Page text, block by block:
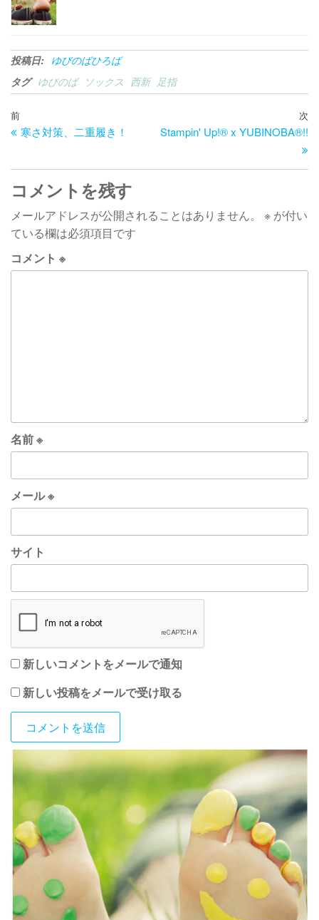
投稿日: ゆびのばひろば
タグ ゆびのば ソックス 西新 足指
投
稿
ナ
ビ
ゲ
ー
シ
過
去
投
稿
前
寒さ対策、二重履き！
稿
次
Stampin' Up!® x YUBINOBA®!!
コメントを残す
メールアドレスが公開されることはありません。 ※ が付い
ている欄は必須項目です
コメント ※
名前※
メール※
サイト
新しいコメントをメールで通知
新しい投稿をメールで受け取る